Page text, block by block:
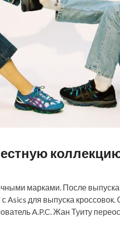
марками. После выпуска
Asics для выпуска
A.P.C. Жан Туиту